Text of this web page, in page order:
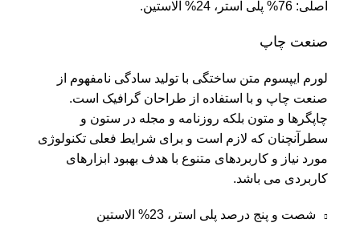
اصلی: 76% پلی استر، 24% الاستین.
صنعت چاپ
لورم ایپسوم متن ساختگی با تولید سادگی نامفهوم از
صنعت چاپ و با استفاده از طراحان گرافیک است.
چاپگرها و متون بلکه روزنامه و مجله در ستون و
سطرآنچنان که لازم است و برای شرایط فعلی تکنولوژی
مورد نیاز و کاربردهای متنوع با هدف بهبود ابزارهای
کاربردی می باشد.
شصت و پنج درصد پلی استر، 23% الاستین